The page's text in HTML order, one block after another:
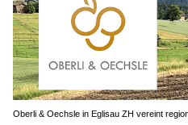
Oberli & Oechsle in Eglisau ZH vereint